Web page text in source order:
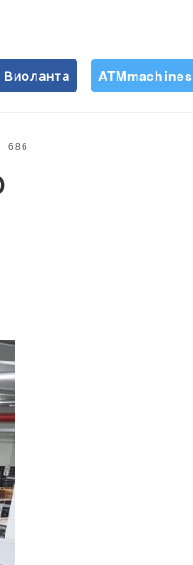
Виоланта ATMmachines
686